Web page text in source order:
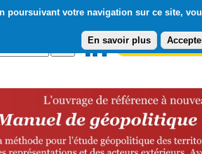
poursuivant votre navigation sur ce site,
En savoir plus
Abonnement